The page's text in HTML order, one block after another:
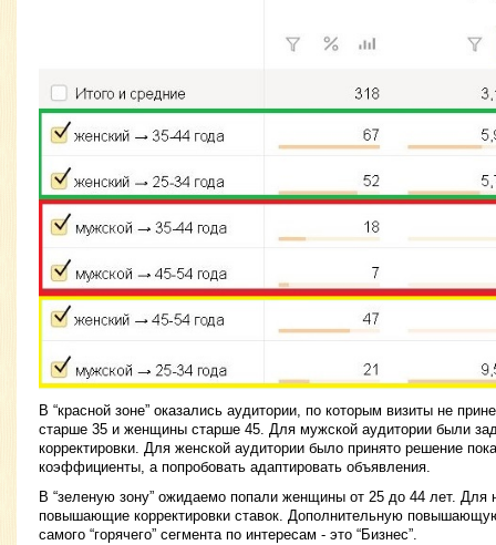
В “красной зоне” оказались аудитории, по которым визиты не
старше 35 и женщины старше 45. Для мужской аудитории были
корректировки. Для женской аудитории было принято решение
коэффициенты, а попробовать адаптировать объявления.
В “зеленую зону” ожидаемо попали женщины от 25 до 44 лет. Для
повышающие корректировки ставок. Дополнительную
самого “горячего” сегмента по интересам - это “Бизнес”.